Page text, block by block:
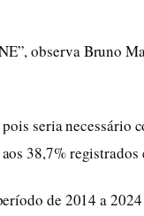
observa Bruno
seria necessário
38,7% registrados
de 2014 a